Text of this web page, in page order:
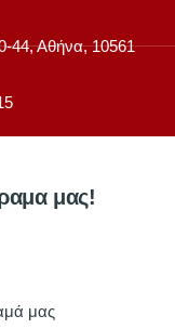
44, Αθήνα, 10561
μας!
μας